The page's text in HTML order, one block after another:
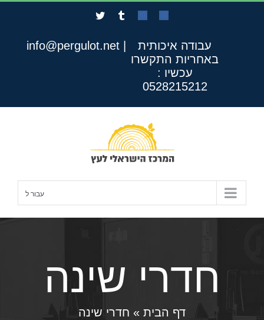
Custom
Tumblr
עבודה איכותית
באחריות התקשרו
עכשיו :
0528215212
info@pergulot.net
עבור ל
חדרי שינה
דף הבית » חדרי שינה